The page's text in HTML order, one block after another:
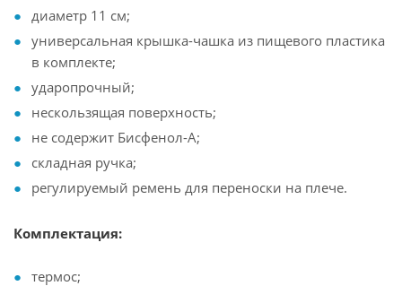
диаметр 11 см;
универсальная крышка-чашка из пищевого пластика
в комплекте;
ударопрочный;
нескользящая поверхность;
не содержит Бисфенол-А;
складная ручка;
регулируемый ремень для переноски на плече.
Комплектация:
термос;